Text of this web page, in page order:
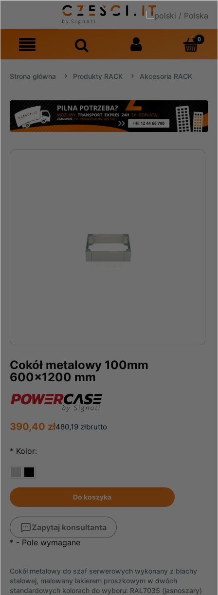
Strona główna Produkty RACK Akcesoria RACK
Cokół metalowy 100mm
600x1200 mm
brutto
480,19 zł
390,40 zł
* Kolor:
Do koszyka
Zapytaj konsultanta
* - Pole wymagane
Cokół metalowy do szaf serwerowych wykonany z blachy
stalowej, malowany lakierem proszkowym w dwóch
standardowych kolorach do wyboru: RAL7035 (jasnoszary)